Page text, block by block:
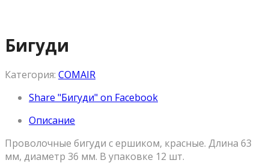
Бигуди
Категория: COMAIR
Share "Бигуди" on Facebook
Описание
Проволочные бигуди с ершиком, красные. Длина 63
мм, диаметр 36 мм. В упаковке 12 шт.